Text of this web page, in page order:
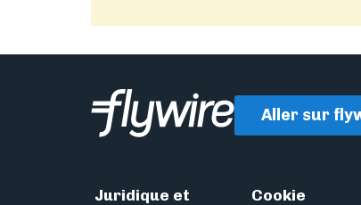
Aller sur
Juridique et
Cookie